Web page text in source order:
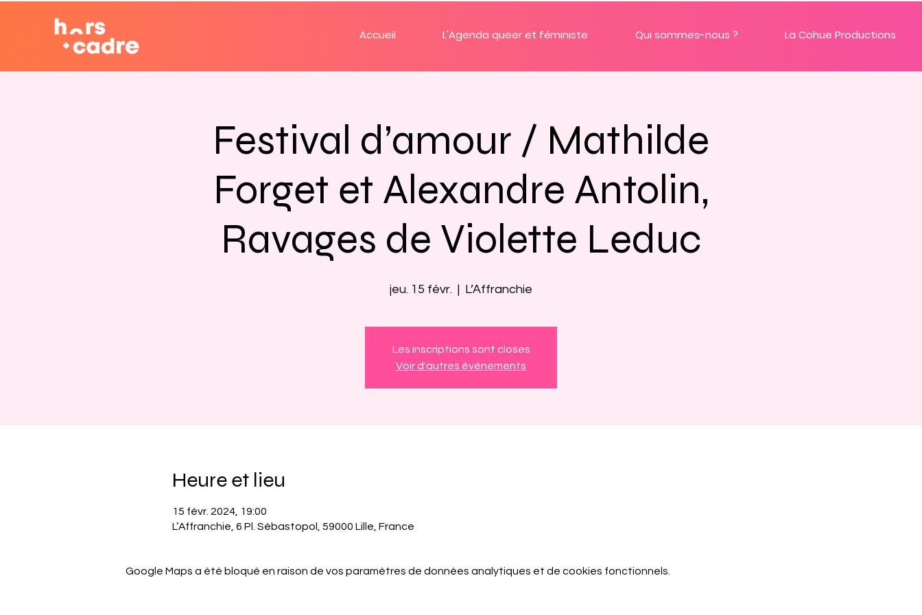
Accueil L'Agenda queer et féministe Qui sommes-nous ? La Cohue Productions
Festival d’amour / Mathilde
Forget et Alexandre Antolin,
Ravages de Violette Leduc
jeu. 15 févr.
  |
L’Affranchie
Les inscriptions sont closes
Voir d'autres événements
Heure et lieu
15 févr. 2024, 19:00
L’Affranchie, 6 Pl. Sébastopol, 59000 Lille, France
Google Maps a été bloqué en raison de vos paramètres de données analytiques et de cookies fonctionnels.